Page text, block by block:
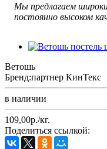
Мы предлагаем
постоянно высоком
Ветошь
Бренд:партнер КинТекс
в наличии
109,00р./кг.
Поделиться ссылкой: